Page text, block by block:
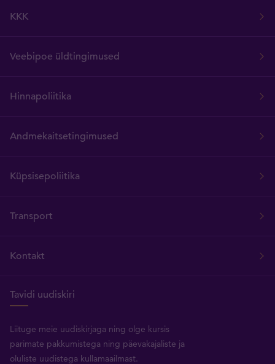
KKK
Veebipoe üldtingimused
Hinnapoliitika
Andmekaitsetingimused
Küpsisepoliitika
Transport
Kontakt
Tavidi uudiskiri
Liituge meie uudiskirjaga ning olge kursis
parimate pakkumistega ning päevakajaliste ja
oluliste uudistega kullamaailmast.